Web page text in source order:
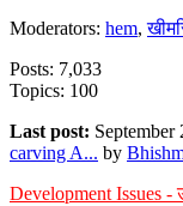
Moderators: hem,
Posts: 7,033
Topics: 100
Last post:
carving A... by
Development Issues -